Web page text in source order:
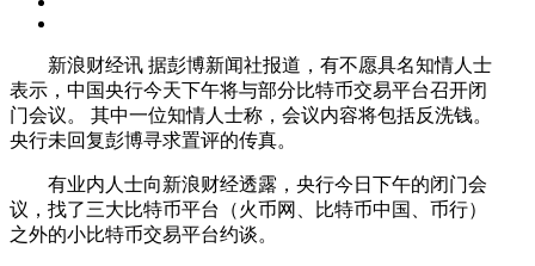
新浪财经讯 据彭博新闻社报道，有不愿具名知情人士
表示，中国央行今天下午将与部分比特币交易平台召开闭
门会议。 其中一位知情人士称，会议内容将包括反洗钱。
央行未回复彭博寻求置评的传真。
有业内人士向新浪财经透露，央行今日下午的闭门会
议，找了三大比特币平台（火币网、比特币中国、币行）
之外的小比特币交易平台约谈。